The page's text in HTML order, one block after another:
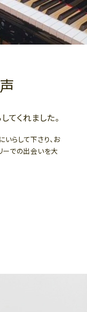
てくれました。
らして下さり、お
ーでの出会いを大